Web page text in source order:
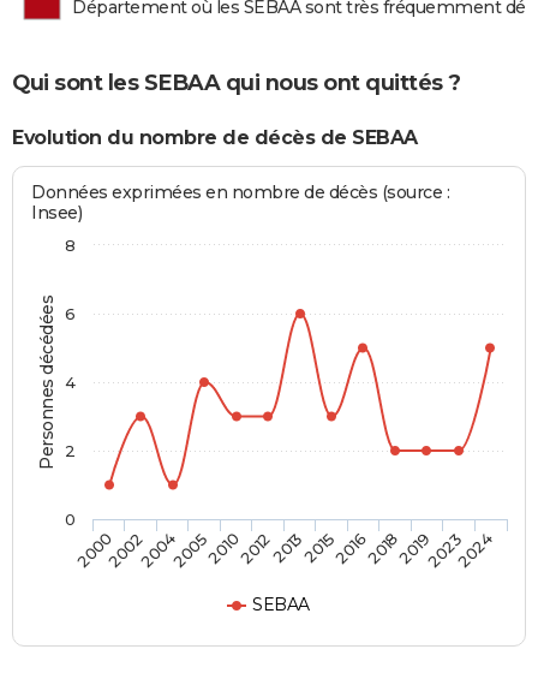
Département où les SEBAA sont très fréquemment
Qui sont les SEBAA qui nous ont quittés ?
Evolution du nombre de décès de SEBAA
Personnes décédées
Données exprimées en nombre de décès (source :
Insee)
SEBAA
2000200220042005201020122013201520162018201920232024
0
2
4
6
8